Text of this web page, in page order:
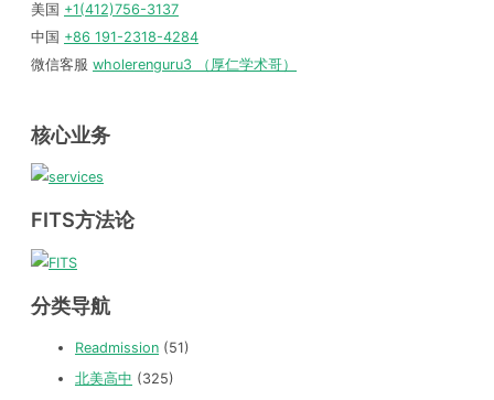
美国 +1(412)756-3137
中国 +86 191-2318-4284
微信客服 wholerenguru3 （厚仁学术哥）
核心业务
FITS方法论
分类导航
Readmission (51)
北美高中 (325)